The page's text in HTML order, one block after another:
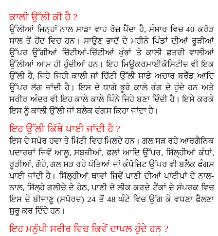
ਕਾਲੀ ਉੱਲੀ ਕੀ ਹੈ ?
ਉੱਲੀਆਂ ਜਿਨ੍ਹਾਂ ਨਾਲ ਸਾਡਾ ਵਾਹ ਰੋਜ਼ ਪੈਂਦਾ ਹੈ, ਸੰਸਾਰ ਵਿਚ 40 ਕਰੋੜ
ਸਾਲ ਤੋਂ ਹੋਂਦ ਵਿਚ ਹਨ। ਸਾਉਣ ਭਾਦੋਂ ਦੇ ਮਹੀਨੇ ਪਿੰਡਾਂ ਦੀਆਂ ਰੂੜੀਆਂ
ਉੱਪਰ ਉੱਗੀਆਂ ਚਿੱਟੀਆਂ-ਚਿੱਟੀਆਂ ਖੁੰਭਾਂ ਤੇ ਕਾਲੀ ਛਤਰੀ ਵਾਲੀਆਂ
ਉੱਲੀਆਂ ਆਮ ਹੀ ਹੁੰਦੀਆਂ ਹਨ। ਇਹ ਮਿਊਕਰਮਾਈਕੋਸਿਟੀਜ਼ ਵੀ ਇਕ
ਉੱਲੀ ਹੈ, ਜਿਹੋ ਜਿਹੀ ਕਾਲੀ ਜਾਂ ਚਿੱਟੀ ਉੱਲੀ ਸਾਡੇ ਅਚਾਰ ਬਰੈੱਡ ਆਦਿ
ਉੱਪਰ ਲੱਗ ਜਾਂਦੀ ਹੈ। ਇਸ ਦੇ ਧਾਗੇ ਭੂਰੇ ਕਾਲੇ ਰੰਗ ਦੇ ਹੁੰਦੇ ਹਨ ਅਤੇ
ਸਰੀਰ ਅੰਦਰ ਵੀ ਇਹ ਕਾਲੇ ਕਾਲੇ ਪਿੰਨੇ ਜਿਹੇ ਬਣਾ ਦਿੰਦੀ ਹੈ। ਇਸੇ ਕਰਕੇ
ਇਸ ਨੂੰ ਕਾਲੀ ਉੱਲੀ ਜਾਂ ਬਲੈਕ ਫੰਗਸ ਕਿਹਾ ਜਾਂਦਾ ਹੈ।
ਇਹ ਉੱਲੀ ਕਿੱਥੇ ਪਾਈ ਜਾਂਦੀ ਹੈ ?
ਇਸ ਦੇ ਸਪੋਰ ਹਵਾ ਤੇ ਮਿੱਟੀ ਵਿਚ ਮਿਲਦੇ ਹਨ। ਗਲ ਸੜ ਰਹੇ ਆਰਗੈਨਿਕ
ਪਦਾਰਥਾਂ ਜਿਵੇਂ ਆਲੂ, ਸਬਜ਼ੀਆਂ, ਫ਼ਲਾਂ ਆਦਿ ਉੱਪਰ, ਸਿੱਲ੍ਹੀਆਂ ਕੰਧਾਂ,
ਰੂੜੀਆਂ, ਗੋਹੇ, ਗਲ ਸੜ ਰਹੇ ਪੱਤਿਆਂ ਜਾਂ ਕੰਪੋਜ਼ਿਟ ਉੱਪਰ ਵੀ ਬਲੈਕ ਫੰਗਸ
ਪਾਈ ਜਾਂਦੀ ਹੈ। ਸਿੱਲ੍ਹੀਆਂ ਥਾਵਾਂ ਜਿਵੇਂ ਪਾਣੀ ਦੀਆਂ ਪਾਈਪਾਂ ਦੇ ਨਾਲ-
ਨਾਲ, ਸਿੱਲ੍ਹੇ ਗਲੀਚੇ ਦੇ ਹੇਠ, ਪਾਣੀ ਦੇ ਲੀਕ ਕਰਦੇ ਟੈਂਕਾਂ ਦੇ ਸੰਪਰਕ ਵਿਚ
ਇਸ ਦੇ ਬੀਜਾਣੂ (ਸਪੋਰਜ਼) 24 ਤੋਂ 48 ਘੰਟੇ ਵਿਚ ਉੱਗ ਕੇ ਵਧਣਾ ਫੈਲਣਾ
ਸ਼ੁਰੂ ਕਰ ਦਿੰਦੇ ਹਨ।
ਇਹ ਮਨੁੱਖੀ ਸਰੀਰ ਵਿਚ ਕਿਵੇਂ ਦਾਖਲ ਹੁੰਦੇ ਹਨ ?